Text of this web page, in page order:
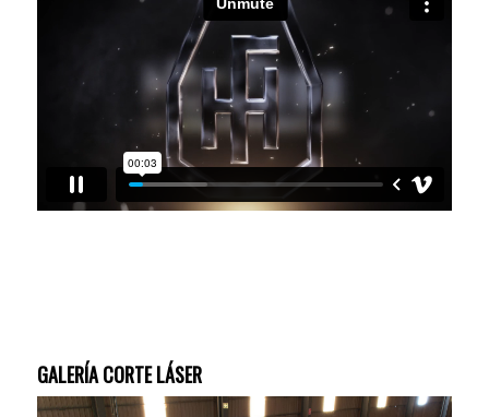
GALERÍA CORTE LÁSER